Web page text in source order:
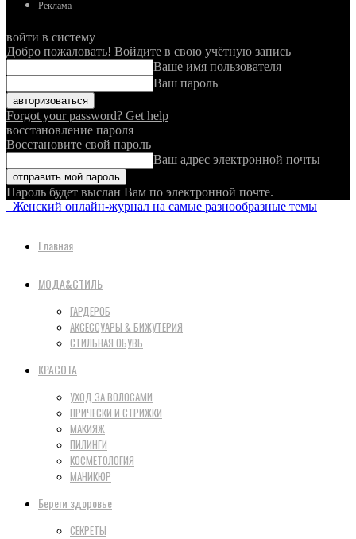
Реклама
войти в систему
Добро пожаловать! Войдите в свою учётную запись
Ваше имя пользователя
Ваш пароль
Forgot your password? Get help
восстановление пароля
Восстановите свой пароль
Ваш адрес электронной почты
Пароль будет выслан Вам по электронной почте.
Женский онлайн-журнал на самые разнообразные темы
Главная
МОДА&СТИЛЬ
ГАРДЕРОБ
АКСЕССУАРЫ & БИЖУТЕРИЯ
СТИЛЬНАЯ ОБУВЬ
КРАСОТА
УХОД ЗА ВОЛОСАМИ
ПРИЧЕСКИ И СТРИЖКИ
МАКИЯЖ
ПИЛИНГИ
КОСМЕТОЛОГИЯ
МАНИКЮР
Береги здоровье
СЕКРЕТЫ